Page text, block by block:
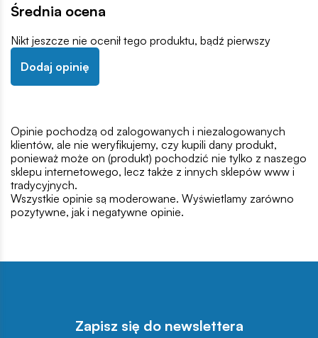
Średnia ocena
Nikt jeszcze nie ocenił tego produktu, bądź pierwszy
Dodaj opinię
Opinie pochodzą od zalogowanych i niezalogowanych
klientów, ale nie weryfikujemy, czy kupili dany produkt,
ponieważ może on (produkt) pochodzić nie tylko z naszego
sklepu internetowego, lecz także z innych sklepów www i
tradycyjnych.
Wszystkie opinie są moderowane. Wyświetlamy zarówno
pozytywne, jak i negatywne opinie.
Zapisz się do newslettera